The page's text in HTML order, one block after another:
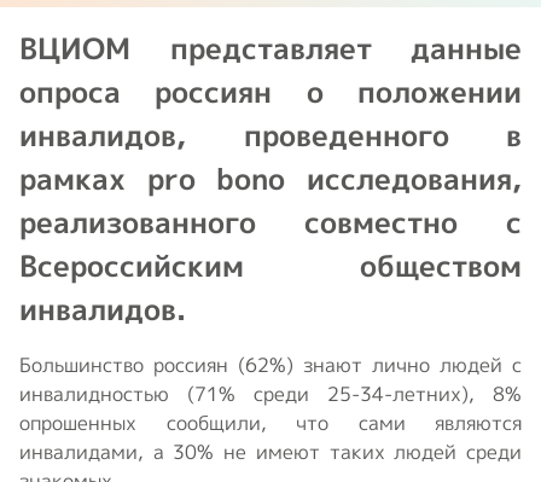
ВЦИОМ представляет данные
опроса россиян о положении
инвалидов, проведенного в
рамках pro bono исследования,
реализованного совместно с
Всероссийским обществом
инвалидов.
Большинство россиян (62%) знают лично людей с
инвалидностью (71% среди 25-34-летних), 8%
опрошенных сообщили, что сами являются
инвалидами, а 30% не имеют таких людей среди